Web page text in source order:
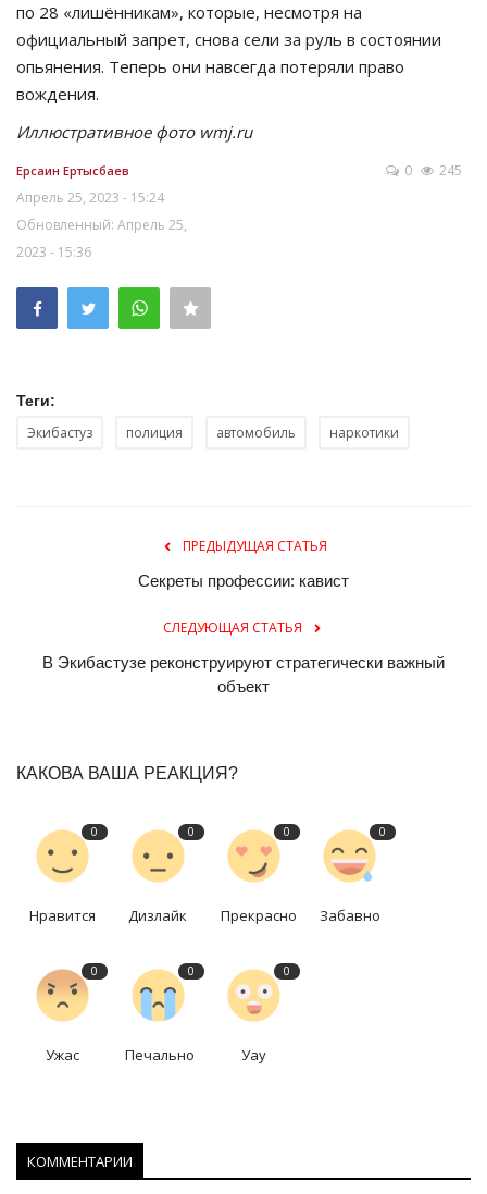
по 28 «лишённикам», которые, несмотря на
официальный запрет, снова сели за руль в состоянии
опьянения. Теперь они навсегда потеряли право
вождения.
Иллюстративное фото wmj.ru
Ерсаин Ертысбаев
Апрель 25, 2023 - 15:24
Обновленный: Апрель 25,
2023 - 15:36
0 245
Теги:
Экибастуз полиция автомобиль наркотики
ПРЕДЫДУЩАЯ СТАТЬЯ
Секреты профессии: кавист
СЛЕДУЮЩАЯ СТАТЬЯ
В Экибастузе реконструируют стратегически важный
объект
КАКОВА ВАША РЕАКЦИЯ?
0
Нравится
0
Дизлайк
0
Прекрасно
0
Забавно
0
Ужас
0
Печально
0
Уау
КОММЕНТАРИИ